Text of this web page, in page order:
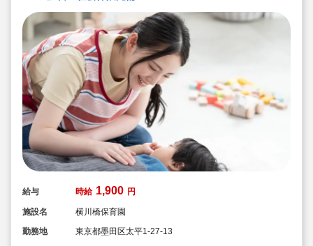
給与 時給 1,900 円
施設名
横川橋保育園
勤務地
東京都墨田区太平1-27-13